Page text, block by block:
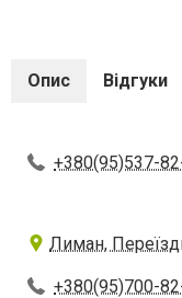
Опис Відгуки
+380(95)537-
Лиман,
+380(95)700-